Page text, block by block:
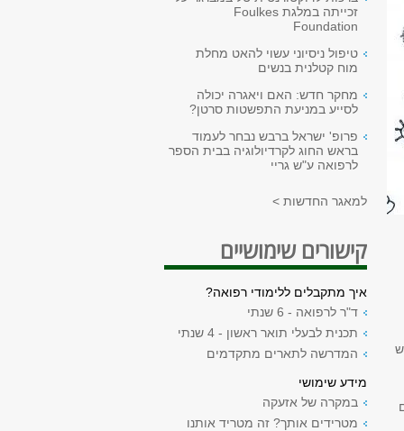
זכייתה במלגת Foulkes
Foundation
טיפול ניסיוני עשוי להאט מחלת
מוח קטלנית בנשים
מחקר חדש: האם ויאגרה יכולה
לסייע במניעת התפשטות סרטן?
פרופ' ישראל ברבש נבחר לעמוד
בראש החוג לקרדיולוגיה בבית הספר
לרפואה ע"ש גריי
למאגר החדשות >
קישורים שימושיים
איך מתקבלים ללימודי רפואה?
ד"ר לרפואה - 6 שנתי
תכנית לבעלי תואר ראשון - 4 שנתי
המדרשה לתארים מתקדמים
מידע שימושי
במקרה של אזעקה
מטרידים אותך? זה מטריד אותנו